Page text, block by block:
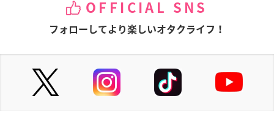
OFFICIAL SNS
フォローしてより楽しいオタクライフ！